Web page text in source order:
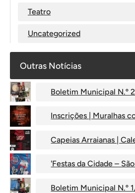
Teatro
Uncategorized
Outras Notícias
Boletim Municipal N.º
Inscrições | Muralhas
Capeias Arraianas |
'Festas da Cidade –
Boletim Municipal N.º